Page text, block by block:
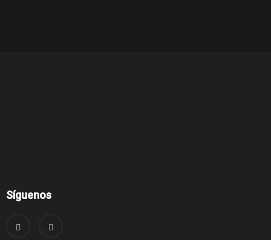
Síguenos